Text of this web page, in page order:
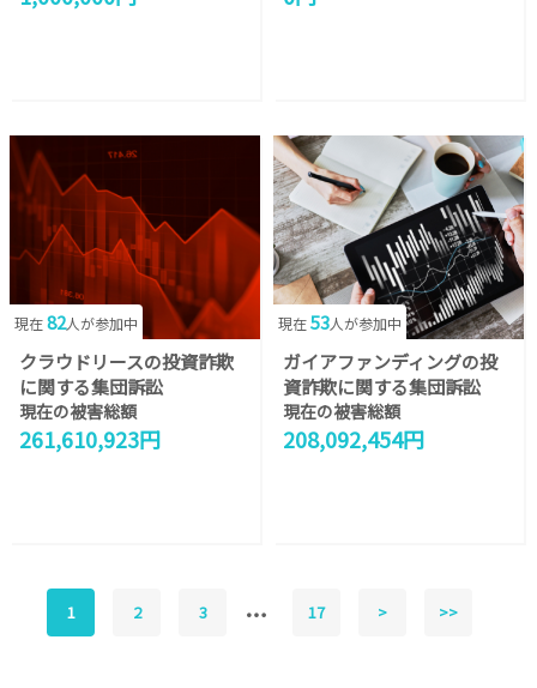
現在82人が参加中
クラウドリースの投資詐欺
に関する集団訴訟
現在の被害総額
261,610,923円
現在53人が参加中
ガイアファンディングの投
資詐欺に関する集団訴訟
現在の被害総額
208,092,454円
1 2 3 17 > >>